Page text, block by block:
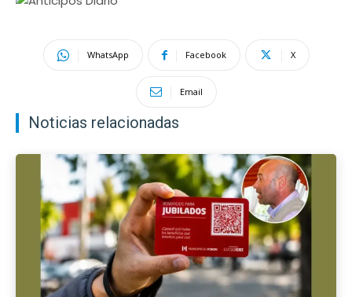
WhatsApp Facebook X
Email
Noticias relacionadas